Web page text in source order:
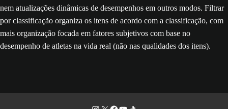
nem atualizações dinâmicas de desempenhos em outros modos. Filtrar
por classificação organiza os itens de acordo com a classificação, com
mais organização focada em fatores subjetivos com base no
desempenho de atletas na vida real (não nas qualidades dos itens).